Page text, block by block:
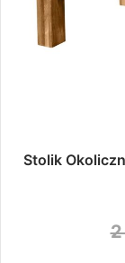
Stolik